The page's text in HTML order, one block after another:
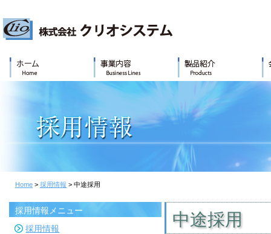
Home > 採用情報 > 中途採用
採用情報メニュー
採用情報
中途採用